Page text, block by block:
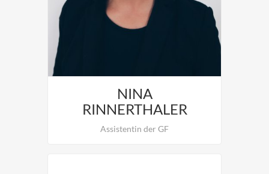
NINA
RINNERTHALER
Assistentin der GF
Zu besetzten.